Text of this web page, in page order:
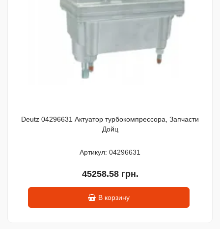
Deutz 04296631 Актуатор турбокомпрессора, Запчасти
Дойц
Артикул: 04296631
45258.58 грн.
В корзину